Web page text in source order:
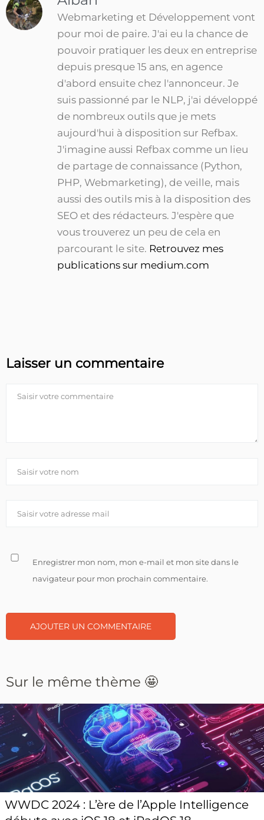
Webmarketing et Développement vont
pour moi de paire. J'ai eu la chance de
pouvoir pratiquer les deux en entreprise
depuis presque 15 ans, en agence
d'abord ensuite chez l'annonceur. Je
suis passionné par le NLP, j'ai développé
de nombreux outils que je mets
aujourd'hui à disposition sur Refbax.
J'imagine aussi Refbax comme un lieu
de partage de connaissance (Python,
PHP, Webmarketing), de veille, mais
aussi des outils mis à la disposition des
SEO et des rédacteurs. J'espère que
vous trouverez un peu de cela en
parcourant le site. Retrouvez mes
publications sur medium.com
Laisser un commentaire
Enregistrer mon nom, mon e-mail et mon site dans le
navigateur pour mon prochain commentaire.
Sur le même thème 🤩
WWDC 2024 : L’ère de l’Apple Intelligence